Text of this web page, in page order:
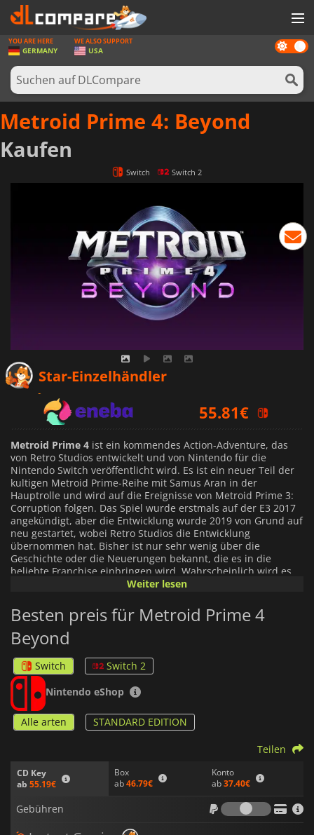
SPIELE
SPIEL KARTEN
SOFTWARE
REWARDS
HARDWARE
ANMELDEN ODER REGISTRIEREN
Dark
mode
YOU ARE HERE
GERMANY
WE ALSO SUPPORT
USA
Metroid Prime 4: Beyond
Kaufen
Switch Switch 2
Star-Einzelhändler
55.81€
32.99€
Metroid Prime 4 ist ein kommendes Action-Adventure, das
von Retro Studios entwickelt und von Nintendo für die
Nintendo Switch veröffentlicht wird. Es ist ein neuer Teil der
kultigen Metroid Prime-Reihe mit Samus Aran in der
Hauptrolle und wird auf die Ereignisse von Metroid Prime 3:
Corruption folgen. Das Spiel wurde erstmals auf der E3 2017
angekündigt, aber die Entwicklung wurde 2019 von Grund auf
neu gestartet, wobei Retro Studios die Entwicklung
übernommen hat. Bisher ist nur sehr wenig über die
Geschichte oder die Neuerungen bekannt, die es in die
beliebte Franchise einbringen wird. Wahrscheinlich wird es
dem Weg seiner Vorgänger folgen und ein spannendes
außerirdischen Monstrositäten befallen ist.
Weiter lesen
Besten preis für Metroid Prime 4
Beyond
Switch
Switch 2
Nintendo eShop
Alle arten STANDARD EDITION
CD Key
ab 55.19€
Box
ab46.79€
Konto
ab37.40€
Teilen
Gebühren